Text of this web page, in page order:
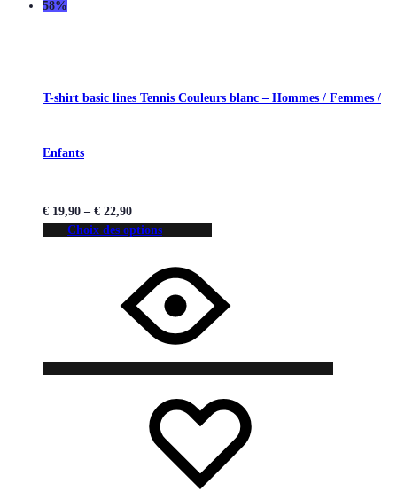
58%
T-shirt basic lines Tennis Couleurs blanc – Hommes / Femmes /
Enfants
€ 19,90 – € 22,90
Choix des options